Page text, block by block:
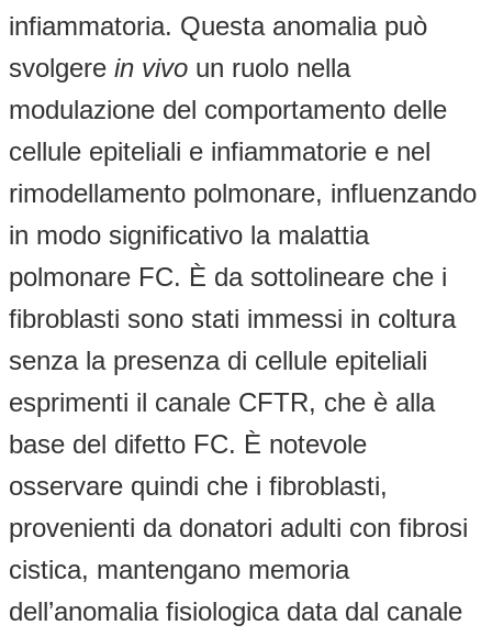
infiammatoria. Questa anomalia può
svolgere in vivo un ruolo nella
modulazione del comportamento delle
cellule epiteliali e infiammatorie e nel
rimodellamento polmonare, influenzando
in modo significativo la malattia
polmonare FC. È da sottolineare che i
fibroblasti sono stati immessi in coltura
senza la presenza di cellule epiteliali
esprimenti il canale CFTR, che è alla
base del difetto FC. È notevole
osservare quindi che i fibroblasti,
provenienti da donatori adulti con fibrosi
cistica, mantengano memoria
dell’anomalia fisiologica data dal canale